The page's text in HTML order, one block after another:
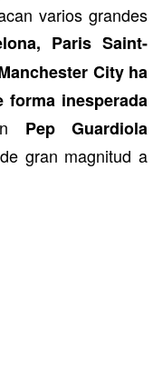
varios grandes
Paris Saint-
City ha
inesperada
Pep Guardiola
gran magnitud a